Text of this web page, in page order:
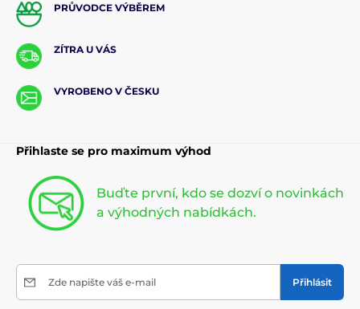
PRŮVODCE VÝBĚREM
ZÍTRA U VÁS
VYROBENO V ČESKU
Přihlaste se pro maximum výhod
Buďte první, kdo se dozví o novinkách
a výhodných nabídkách.
Zde napište váš e-mail Přihlásit